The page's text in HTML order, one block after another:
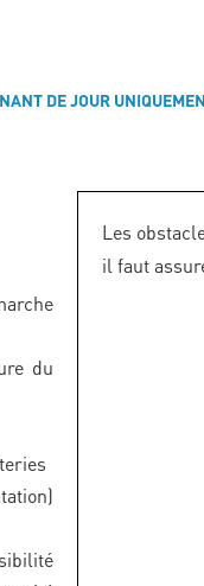
DE JOUR
du
Les
il faut